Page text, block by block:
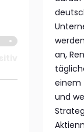
an,
einem
und